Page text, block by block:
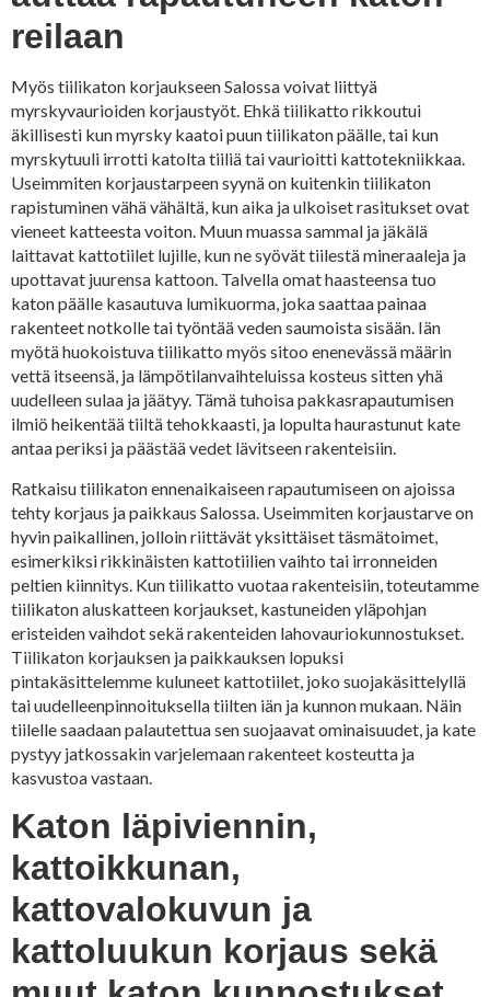
reilaan
Myös tiilikaton korjaukseen Salossa voivat liittyä
myrskyvaurioiden korjaustyöt. Ehkä tiilikatto rikkoutui
äkillisesti kun myrsky kaatoi puun tiilikaton päälle, tai kun
myrskytuuli irrotti katolta tiiliä tai vaurioitti kattotekniikkaa.
Useimmiten korjaustarpeen syynä on kuitenkin tiilikaton
rapistuminen vähä vähältä, kun aika ja ulkoiset rasitukset ovat
vieneet katteesta voiton. Muun muassa sammal ja jäkälä
laittavat kattotiilet lujille, kun ne syövät tiilestä mineraaleja ja
upottavat juurensa kattoon. Talvella omat haasteensa tuo
katon päälle kasautuva lumikuorma, joka saattaa painaa
rakenteet notkolle tai työntää veden saumoista sisään. Iän
myötä huokoistuva tiilikatto myös sitoo enenevässä määrin
vettä itseensä, ja lämpötilanvaihteluissa kosteus sitten yhä
uudelleen sulaa ja jäätyy. Tämä tuhoisa pakkasrapautumisen
ilmiö heikentää tiiltä tehokkaasti, ja lopulta haurastunut kate
antaa periksi ja päästää vedet lävitseen rakenteisiin.
Ratkaisu tiilikaton ennenaikaiseen rapautumiseen on ajoissa
tehty korjaus ja paikkaus Salossa. Useimmiten korjaustarve on
hyvin paikallinen, jolloin riittävät yksittäiset täsmätoimet,
esimerkiksi rikkinäisten kattotiilien vaihto tai irronneiden
peltien kiinnitys. Kun tiilikatto vuotaa rakenteisiin, toteutamme
tiilikaton aluskatteen korjaukset, kastuneiden yläpohjan
eristeiden vaihdot sekä rakenteiden lahovauriokunnostukset.
Tiilikaton korjauksen ja paikkauksen lopuksi
pintakäsittelemme kuluneet kattotiilet, joko suojakäsittelyllä
tai uudelleenpinnoituksella tiilten iän ja kunnon mukaan. Näin
tiilelle saadaan palautettua sen suojaavat ominaisuudet, ja kate
pystyy jatkossakin varjelemaan rakenteet kosteutta ja
kasvustoa vastaan.
Katon läpiviennin,
kattoikkunan,
kattovalokuvun ja
kattoluukun korjaus sekä